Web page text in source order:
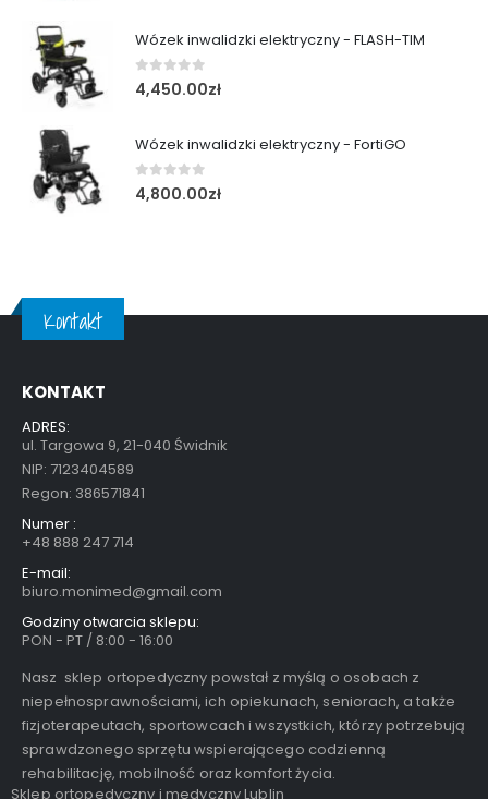
Wózek inwalidzki elektryczny - FLASH-TIM
0out of 5
4,450.00zł
Wózek inwalidzki elektryczny - FortiGO
0out of 5
4,800.00zł
Kontakt
KONTAKT
ADRES:
ul. Targowa 9, 21-040 Świdnik
NIP: 7123404589
Regon: 386571841
Numer :
+48 888 247 714
E-mail:
biuro.monimed@gmail.com
Godziny otwarcia sklepu:
PON - PT / 8:00 - 16:00
Nasz sklep ortopedyczny powstał z myślą o osobach z
niepełnosprawnościami, ich opiekunach, seniorach, a także
fizjoterapeutach, sportowcach i wszystkich, którzy potrzebują
sprawdzonego sprzętu wspierającego codzienną
rehabilitację, mobilność oraz komfort życia.
Sklep ortopedyczny i medyczny Lublin